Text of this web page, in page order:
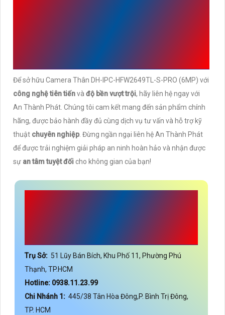
Để sở hữu Camera Thân DH-IPC-HFW2649TL-S-PRO (6MP) với
công nghệ tiên tiếnvà độ bền vượt trội, hãy liên hệ ngay với
An Thành Phát. Chúng tôi cam kết mang đến sản phẩm chính
hãng, được bảo hành đầy đủ cùng dịch vụ tư vấn và hỗ trợ kỹ
thuật chuyên nghiệp. Đừng ngần ngại liên hệ An Thành Phát
để được trải nghiệm giải pháp an ninh hoàn hảo và nhận được
sự an tâm tuyệt đốicho không gian của bạn!
Trụ Sở: 51 Lũy Bán Bích, Khu Phố 11, Phường Phú
Thạnh, TP.HCM
Hotline: 0938.11.23.99
Chi Nhánh 1: 445/38 Tân Hòa Đông,P. Bình Trị Đông,
TP. HCM